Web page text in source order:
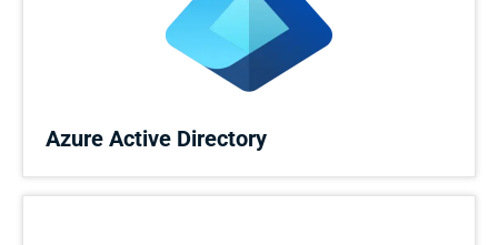
Azure Active Directory